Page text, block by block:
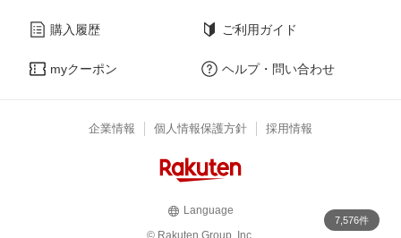
購入履歴
myクーポン
ご利用ガイド
ヘルプ・問い合わせ
企業情報 個人情報保護方針 採用情報
Language
© Rakuten Group, Inc.
7,576件